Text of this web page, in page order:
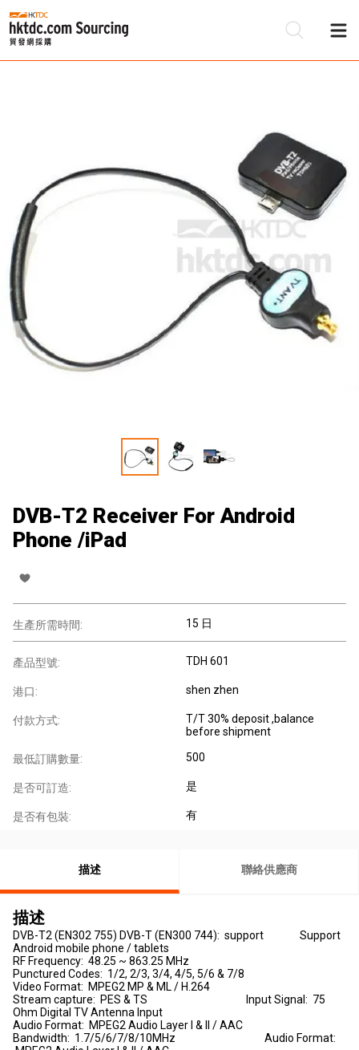
DVB-T2 Receiver For Android
Phone /iPad
生產所需時間: 15 日
產品型號: TDH 601
港口: shen zhen
付款方式:
T/T 30% deposit ,balance
before shipment
最低訂購數量: 500
是否可訂造: 是
是否有包裝: 有
描述 聯絡供應商
描述
DVB-T2 (EN302 755) DVB-T (EN300 744): support Support
Android mobile phone / tablets
RF Frequency: 48.25 ~ 863.25 MHz
Punctured Codes: 1/2, 2/3, 3/4, 4/5, 5/6 & 7/8
Video Format: MPEG2 MP & ML / H.264
Stream capture: PES & TS Input Signal: 75
Ohm Digital TV Antenna Input
Audio Format: MPEG2 Audio Layer I & II / AAC
Bandwidth: 1.7/5/6/7/8/10MHz Audio Format: